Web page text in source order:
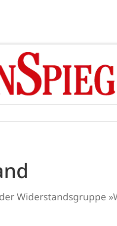
Widerstandsgruppe